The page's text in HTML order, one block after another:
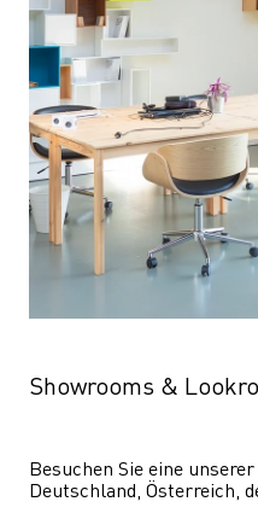
Showrooms &
Besuchen Sie eine
Deutschland, Österreich,